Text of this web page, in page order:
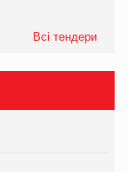
Всі тендери